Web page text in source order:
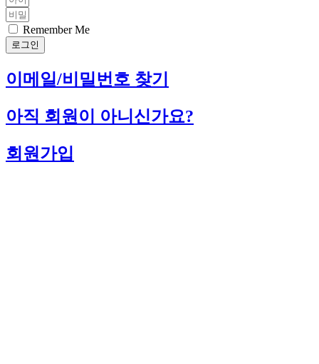
Remember Me
로그인
이메일/비밀번호 찾기
아직 회원이 아니신가요?
회원가입